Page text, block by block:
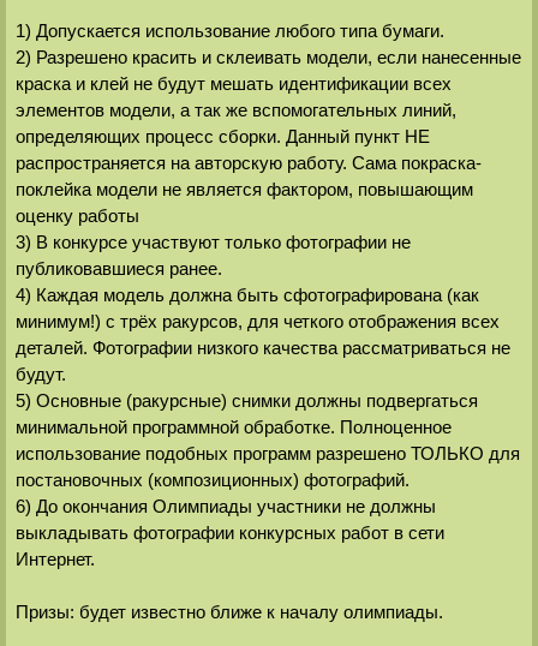
1) Допускается использование любого типа бумаги.
2) Разрешено красить и склеивать модели, если нанесенные
краска и клей не будут мешать идентификации всех
элементов модели, а так же вспомогательных линий,
определяющих процесс сборки. Данный пункт НЕ
распространяется на авторскую работу. Сама покраска-
поклейка модели не является фактором, повышающим
оценку работы
3) В конкурсе участвуют только фотографии не
публиковавшиеся ранее.
4) Каждая модель должна быть сфотографирована (как
минимум!) с трёх ракурсов, для четкого отображения всех
деталей. Фотографии низкого качества рассматриваться не
будут.
5) Основные (ракурсные) снимки должны подвергаться
минимальной программной обработке. Полноценное
использование подобных программ разрешено ТОЛЬКО для
постановочных (композиционных) фотографий.
6) До окончания Олимпиады участники не должны
выкладывать фотографии конкурсных работ в сети
Интернет.
Призы: будет известно ближе к началу олимпиады.